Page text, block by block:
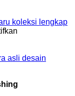
makan
bahan
koleksi lengkap
makan
terbaru
asli desain